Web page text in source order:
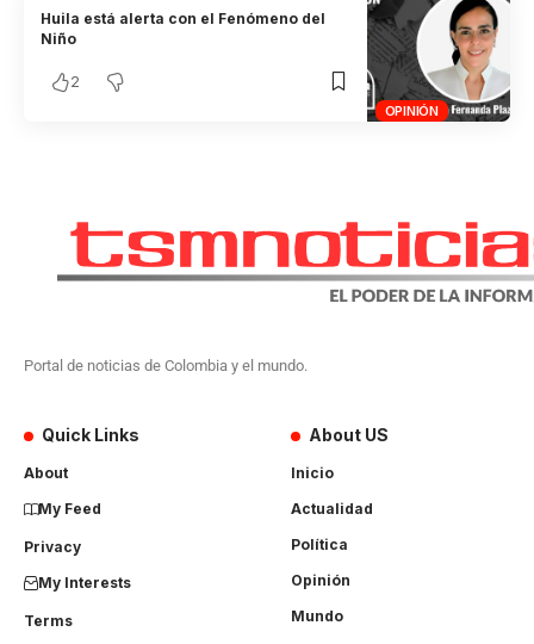
OPINIÓN
Huila está alerta con el Fenómeno del
Niño
2
Portal de noticias de Colombia y el mundo.
Quick Links
About
My Feed
Privacy
My Interests
Terms
About US
Inicio
Actualidad
Política
Opinión
Mundo